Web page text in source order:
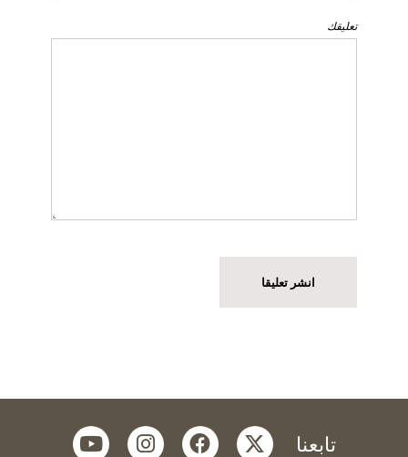
تعليقك
تابعنا twitter
facebook
instagram
youtube